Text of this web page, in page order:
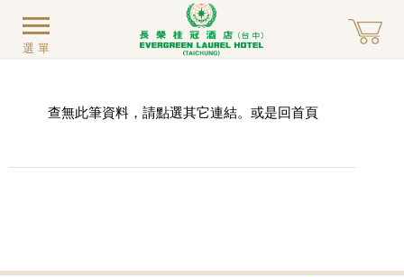
選單
查無此筆資料，請點選其它連結。或是回首頁